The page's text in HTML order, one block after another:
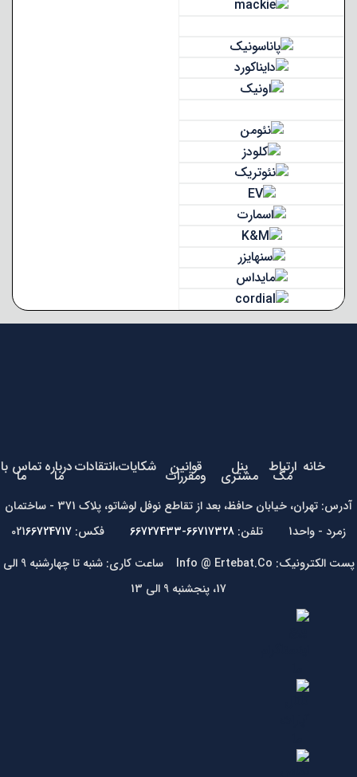
خانه ارتباط
مگ پنل
مشتری قوانین
ومقررات شکایات،انتقاداتدرباره
ما تماس با
ما
آدرس: تهران، خیابان حافظ، بعد از تقاطع نوفل لوشاتو، پلاک 371 - ساختمان
زمرد - واحد1 تلفن:
66717328-66727433 فکس: 021 66724717
پست الکترونیک: Info @ Ertebat.Co ساعت کاری: شنبه تا چهارشنبه 9 الی
17، پنجشنبه 9 الی 13